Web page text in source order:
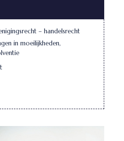
– handelsrecht
in moeilijkheden,